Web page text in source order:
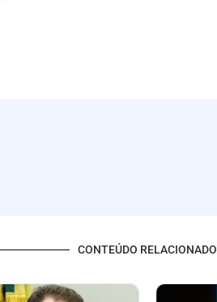
CONTEÚDO RELACIONADO